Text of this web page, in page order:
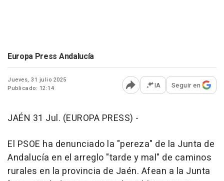
Europa Press Andalucía
Jueves, 31 julio 2025
Publicado: 12:14
Abrir opciones para
IA Seguir en
JAÉN 31 Jul. (EUROPA PRESS) -
El PSOE ha denunciado la "pereza" de la Junta de
Andalucía en el arreglo "tarde y mal" de caminos
rurales en la provincia de Jaén. Afean a la Junta